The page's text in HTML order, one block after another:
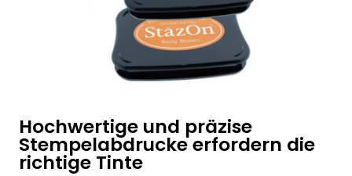
Hochwertige und präzise
Stempelabdrucke erfordern die
richtige Tinte